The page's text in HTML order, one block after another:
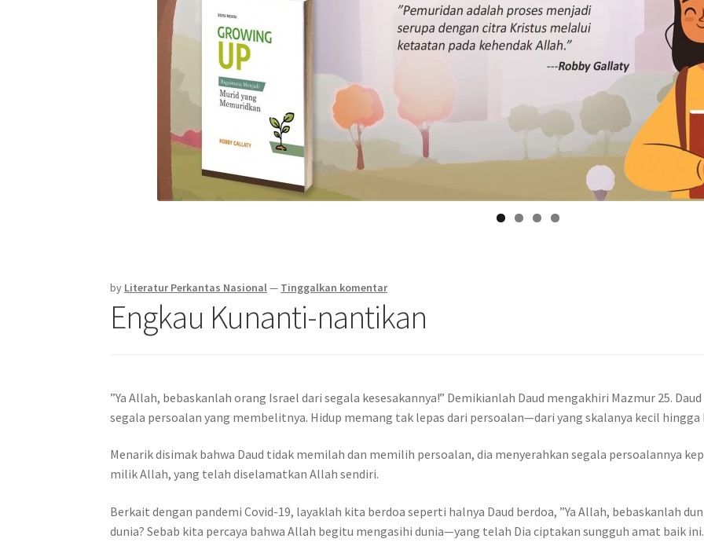
by Literatur Perkantas Nasional— Tinggalkan komentar
Engkau Kunanti-nantikan
”Ya Allah, bebaskanlah orang Israel dari segala kesesakannya!” Demikianlah Daud mengakhiri Mazmur 25.
segala persoalan yang membelitnya. Hidup memang tak lepas dari persoalan—dari yang skalanya kecil
Menarik disimak bahwa Daud tidak memilah dan memilih persoalan, dia menyerahkan segala persoalannya
milik Allah, yang telah diselamatkan Allah sendiri.
Berkait dengan pandemi Covid-19, layaklah kita berdoa seperti halnya Daud berdoa, ”Ya Allah, bebaskanlah
dunia? Sebab kita percaya bahwa Allah begitu mengasihi dunia—yang telah Dia ciptakan sungguh amat baik ini.